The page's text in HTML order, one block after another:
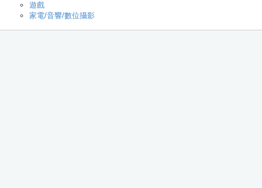
遊戲
家電/音響/數位攝影